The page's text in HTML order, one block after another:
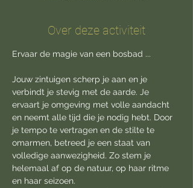
Over deze activiteit
Ervaar de magie van een bosbad ...
Jouw zintuigen scherp je aan en je
verbindt je stevig met de aarde. Je
ervaart je omgeving met volle aandacht
en neemt alle tijd die je nodig hebt. Door
je tempo te vertragen en de stilte te
omarmen, betreed je een staat van
volledige aanwezigheid. Zo stem je
helemaal af op de natuur, op haar ritme
en haar seizoen.